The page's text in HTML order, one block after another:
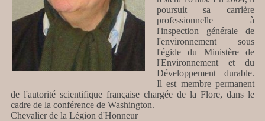
poursuit sa carrière
professionnelle à
l'inspection générale de
l'environnement sous
l'égide du Ministère de
l'Environnement et du
Développement durable.
Il est membre permanent
de l'autorité scientifique française chargée de la Flore, dans le
cadre de la conférence de Washington.
Chevalier de la Légion d'Honneur